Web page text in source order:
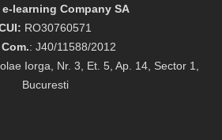
e-learning Company SA
RO30760571
: J40/11588/2012
Iorga, Nr. 3, Et. 5, Ap. 14, Sector 1,
Bucuresti